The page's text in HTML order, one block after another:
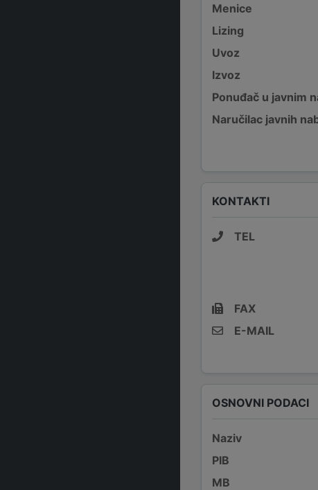
Menice
Lizing
Uvoz
Izvoz
Ponuđač u javnim
Naručilac javnih
KONTAKTI
TEL
FAX
E-MAIL
OSNOVNI PODACI
Naziv
PIB
MB